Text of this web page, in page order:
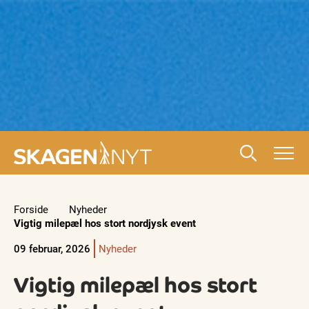
Forside
Nyheder
Vigtig milepæl hos stort nordjysk event
09 februar, 2026
Nyheder
Vigtig milepæl hos stort